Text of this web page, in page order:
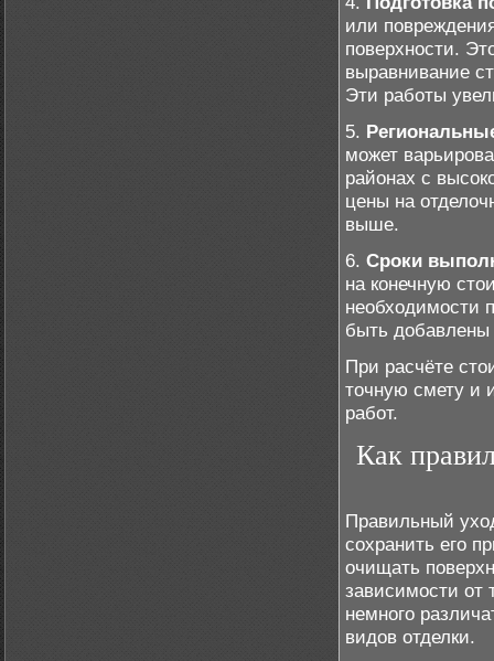
или
поверхности.
выравнивание
Эти работы
5.
может
районах с
цены на
выше.
6. Сроки
на конечную
необходимости
быть
При расчёте
точную смету и
работ.
Как
Правильный
сохранить его
очищать
зависимости от
немного
видов отделки.